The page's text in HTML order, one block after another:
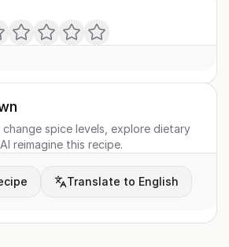
spice levels, explore dietary
reimagine this recipe.
Translate to English